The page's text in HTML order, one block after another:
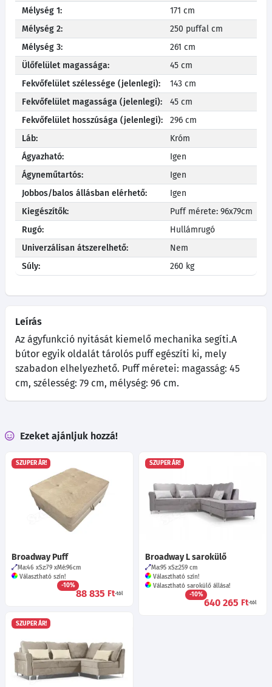
Mélység 1:
171 cm
Mélység 2:
250 puffal cm
Mélység 3:
261 cm
Ülőfelület magassága:
45 cm
Fekvőfelület szélessége (jelenlegi):
143 cm
Fekvőfelület magassága (jelenlegi):
45 cm
Fekvőfelület hosszúsága (jelenlegi):
296 cm
Láb:
Króm
Ágyazható:
Igen
Ágyneműtartós:
Igen
Jobbos/balos állásban elérhető:
Igen
Kiegészítők:
Puff mérete: 96x79cm
Rugó:
Hullámrugó
Univerzálisan átszerelhető:
Nem
Súly:
260 kg
Leírás
Az ágyfunkció nyitását kiemelő mechanika segíti.A
bútor egyik oldalát tárolós puff egészíti ki, mely
szabadon elhelyezhető. Puff méretei: magasság: 45
cm, szélesség: 79 cm, mélység: 96 cm.
Ezeket ajánljuk hozzá!
SZUPER ÁR!
Broadway Puff
Ma:46 Sz:79 Mé:96cm
Választható szín!
-10%
88 835 Ft-tól
SZUPER ÁR!
Broadway L sarokülő
Ma:95 Sz:259 cm
Választható szín!
Választható sarokülő állása!
-10%
640 265 Ft-tól
SZUPER ÁR!